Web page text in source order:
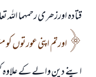
قتادہ اورزھری رحمہما
اورتم اپنی عورتوں
اپنے دین والے کے علاوہ